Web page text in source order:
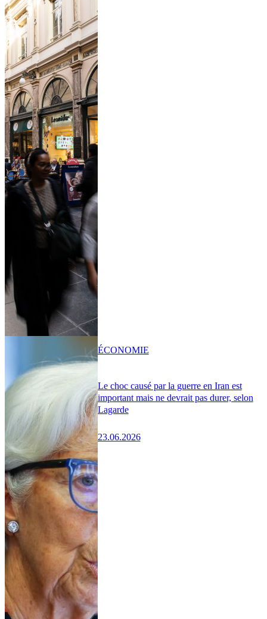
Le choc causé par la guerre en Iran est
important mais ne devrait pas durer, selon
Lagarde
23.06.2026
ÉCONOMIE